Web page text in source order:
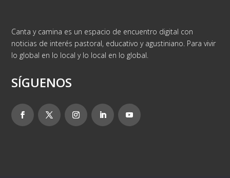
Canta y camina es un espacio de encuentro digital con
noticias de interés pastoral, educativo y agustiniano. Para vivir
lo global en lo local y lo local en lo global.
SÍGUENOS